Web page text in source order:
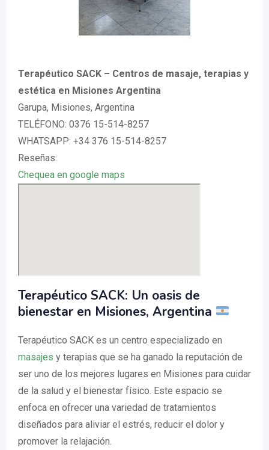
Terapéutico SACK – Centros de masaje, terapias y
estética en Misiones Argentina
Garupa, Misiones, Argentina
TELÉFONO: 0376 15-514-8257
WHATSAPP: +34 376 15-514-8257
Reseñas:
Chequea en google maps
Terapéutico SACK: Un oasis de
bienestar en Misiones, Argentina
Terapéutico SACK es un centro especializado en
masajes y terapias que se ha ganado la reputación de
ser uno de los mejores lugares en Misiones para cuidar
de la salud y el bienestar físico. Este espacio se
enfoca en ofrecer una variedad de tratamientos
diseñados para aliviar el estrés, reducir el dolor y
promover la relajación.